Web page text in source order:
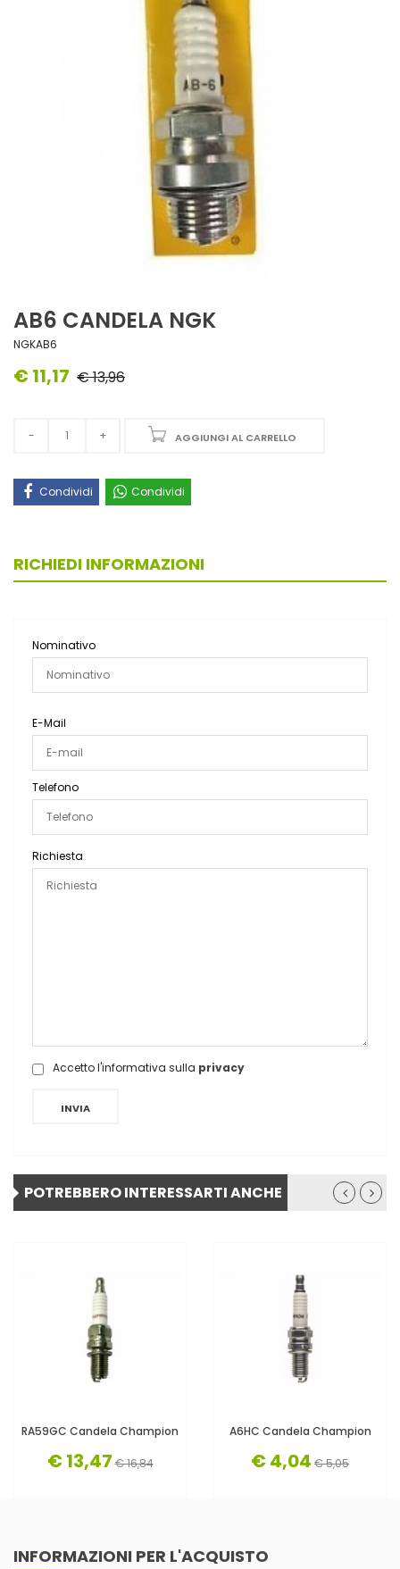
AB6 CANDELA NGK
NGKAB6
€ 11,17 € 13,96
AGGIUNGI AL CARRELLO
Condividi Condividi
RICHIEDI INFORMAZIONI
Nominativo
E-Mail
Telefono
Richiesta
Accetto l'informativa sulla privacy
INVIA
POTREBBERO INTERESSARTI ANCHE
RA59GC Candela Champion
€ 13,47 € 16,84
A6HC Candela Champion
€ 4,04 € 5,05
INFORMAZIONI PER L'ACQUISTO